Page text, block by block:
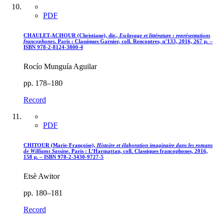
PDF
CHAULET-ACHOUR (Christiane), dir., Esclavage et littérature : représentations
francophones. Paris : Classiques Garnier, coll. Rencontres, n°133, 2016, 267 p. –
ISBN 978-2-8124-3800-4
Rocío Munguía Aguilar
pp. 178–180
Record
PDF
CHITOUR (Marie-Françoise), Histoire et élaboration imaginaire dans les romans
de Williams Sassine. Paris : L’Harmattan, coll. Classiques francophones, 2016,
158 p. – ISBN 978-2-3430-9727-5
Etsè Awitor
pp. 180–181
Record